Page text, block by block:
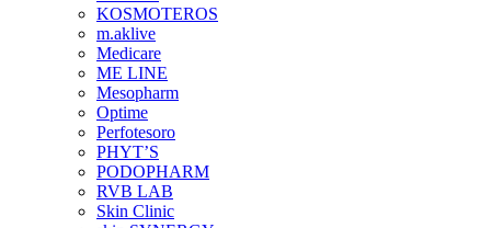
KOSMOTEROS
m.aklive
Medicare
ME LINE
Mesopharm
Optime
Perfotesoro
PHYT’S
PODOPHARM
RVB LAB
Skin Clinic